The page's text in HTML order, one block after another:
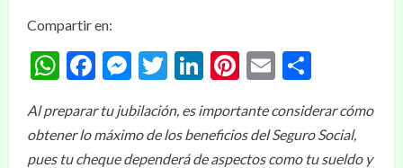
Compartir en:
WhatsApp
Facebook
Messenger
Twitter
LinkedIn
Pinterest
Email
Al preparar tu jubilación, es importante considerar cómo
obtener lo máximo de los beneficios del Seguro Social,
pues tu cheque dependerá de aspectos como tu sueldo y